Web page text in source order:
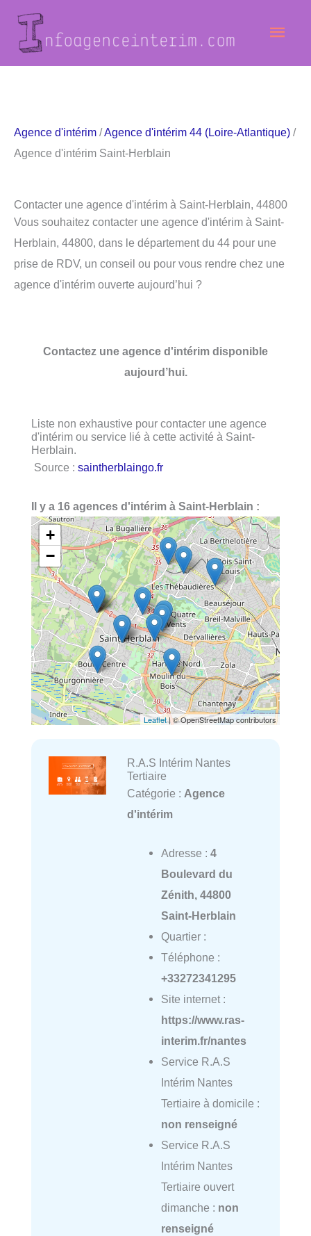
contenu
Agence d'intérim /Agence d'intérim 44 (Loire-Atlantique) /
Agence d'intérim Saint-Herblain
Contacter une agence d'intérim à Saint-Herblain, 44800
Vous souhaitez contacter une agence d'intérim à Saint-
Herblain, 44800, dans le département du 44 pour une
prise de RDV, un conseil ou pour vous rendre chez une
agence d'intérim ouverte aujourd’hui ?
Contactez une agence d'intérim disponible
aujourd’hui.
Liste non exhaustive pour contacter une agence
d'intérim ou service lié à cette activité à Saint-
Herblain.
Source : saintherblaingo.fr
Il y a 16 agences d'intérim à Saint-Herblain :
+
−
Leaflet| © OpenStreetMap contributors
R.A.S Intérim Nantes
Tertiaire
Catégorie : Agence
d'intérim
Adresse : 4
Boulevard du
Zénith, 44800
Saint-Herblain
Quartier :
Téléphone :
+33272341295
Site internet :
https://www.ras-
interim.fr/nantes
Service R.A.S
Intérim Nantes
Tertiaire à domicile :
non renseigné
Service R.A.S
Intérim Nantes
Tertiaire ouvert
dimanche : non
renseigné